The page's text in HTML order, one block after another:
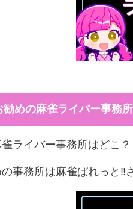
勧めの麻雀ライバー事務
ライバー事務所はどこ
事務所は麻雀ぱれっと‼︎